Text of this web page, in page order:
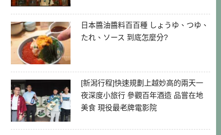
日本醬油醬料百百種 しょうゆ、つゆ、
たれ、ソース 到底怎麼分?
[新潟行程]快速規劃上越妙高的兩天一
夜深度小旅行 參觀百年酒造 品嘗在地
美食 現役最老牌電影院